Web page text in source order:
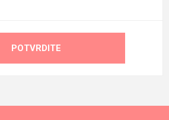
POTVRDITE